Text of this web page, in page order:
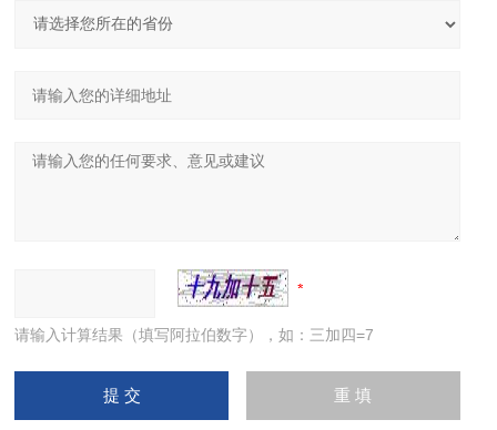
请输入计算结果（填写阿拉伯数字），如：三加四=7